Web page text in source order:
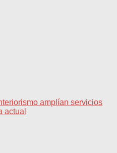
amplían servicios
actual